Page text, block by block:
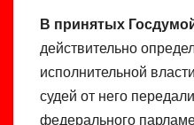
В принятых
действительно
исполнительной
судей от него
федерального